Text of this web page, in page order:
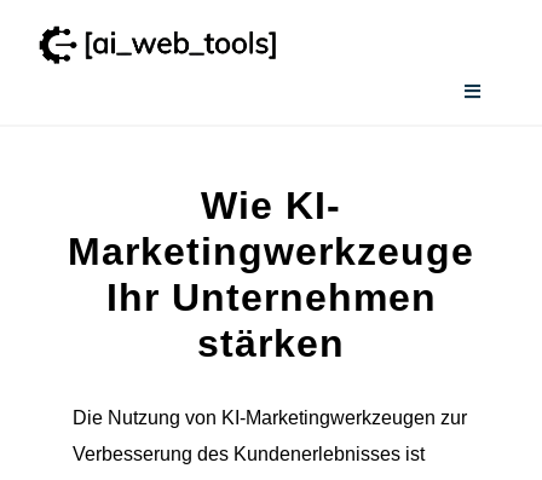
Inhalt
Toggle
Wissenswertes
Wie KI-
Marketingwerkzeuge
Ihr Unternehmen
stärken
Die Nutzung von KI-Marketingwerkzeugen zur
Verbesserung des Kundenerlebnisses ist